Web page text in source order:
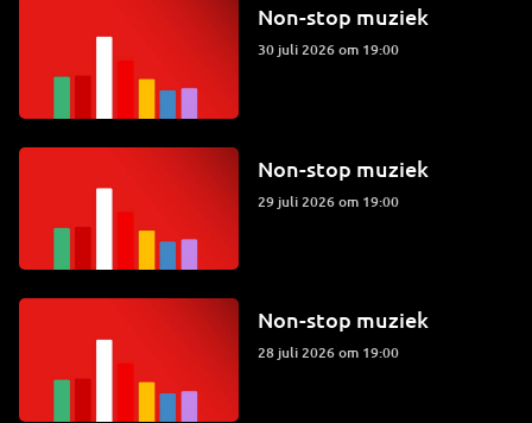
Non-stop muziek
30 juli 2026 om 19:00
Non-stop muziek
29 juli 2026 om 19:00
Non-stop muziek
28 juli 2026 om 19:00